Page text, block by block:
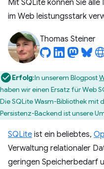
Mit SQLite können Sie
im Web leistungsstark
Thomas Steiner
Erfolg:In unserem Blogpost
haben wir einen Ersatz für Web
Die SQLite Wasm-Bibliothek mit
Persistenz-Backend ist unsere
SQLite ist ein beliebtes,
Verwaltung relationaler
geringen Speicherbedarf